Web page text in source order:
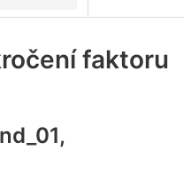
faktoru